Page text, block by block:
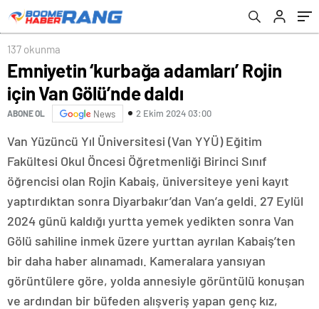
137 okunma
Emniyetin ‘kurbağa adamları’ Rojin
için Van Gölü’nde daldı
ABONE OL News 2 Ekim 2024 03:00
Van Yüzüncü Yıl Üniversitesi (Van YYÜ) Eğitim
Fakültesi Okul Öncesi Öğretmenliği Birinci Sınıf
öğrencisi olan Rojin Kabaiş, üniversiteye yeni kayıt
yaptırdıktan sonra Diyarbakır’dan Van’a geldi. 27 Eylül
2024 günü kaldığı yurtta yemek yedikten sonra Van
Gölü sahiline inmek üzere yurttan ayrılan Kabaiş’ten
bir daha haber alınamadı. Kameralara yansıyan
görüntülere göre, yolda annesiyle görüntülü konuşan
ve ardından bir büfeden alışveriş yapan genç kız,